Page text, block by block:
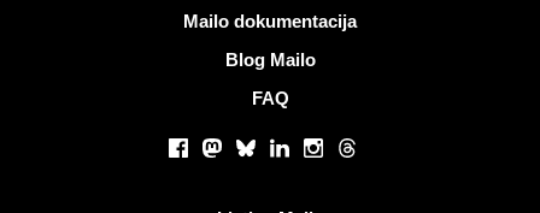
Mailo dokumentacija
Blog Mailo
FAQ
Facebook
Mastodon
BlueskyLinkedInInstagram
Threads